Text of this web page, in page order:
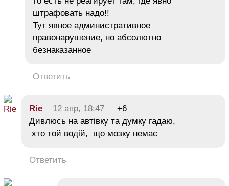
штрафовать надо!!
Тут явное административное
правонарушение, но абсолютно
безнаказанное
Ответить
Rie 12 апр, 18:47
+6
Дивлюсь на автівку та думку гадаю,
хто той водій, що мозку немає
Ответить